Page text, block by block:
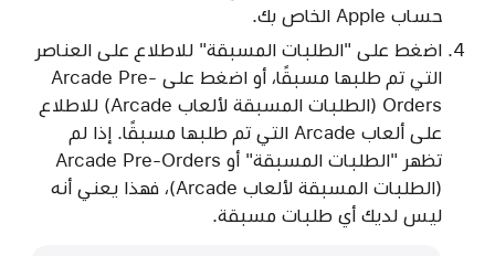
حساب Apple الخاص بك.
اضغط على "الطلبات المسبقة" للاطلاع على العناصر
التي تم طلبها مسبقًا، أو اضغط على Arcade Pre-
Orders (الطلبات المسبقة لألعاب Arcade) للاطلاع
على ألعاب Arcade التي تم طلبها مسبقًا. إذا لم
تظهر "الطلبات المسبقة" أو Arcade Pre-Orders
(الطلبات المسبقة لألعاب Arcade)، فهذا يعني أنه
ليس لديك أي طلبات مسبقة.